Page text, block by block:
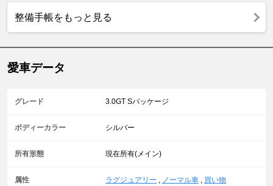
整備手帳をもっと見る
愛車データ
グレード 3.0GT Sパッケージ
ボディーカラー シルバー
所有形態 現在所有(メイン)
属性 ラグジュアリー , ノーマル車 , 買い物